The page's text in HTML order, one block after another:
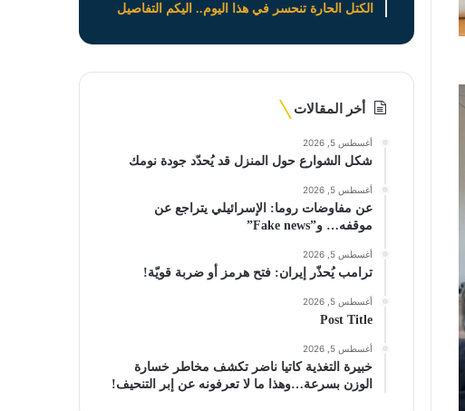
الكتل الحارة تنحسر في هذا اليوم.. اليكم التفاصيل
أخر المقالات
أغسطس 5, 2026
شكل الشوارع حول المنزل قد يُحدّد جودة نومك
أغسطس 5, 2026
عن مفاوضات روما: الإسرائيلي يتراجع عن
موقفه… و”Fake news”
أغسطس 5, 2026
ترامب يُحذّر إيران: فتح هرمز أو ضربة قويّة!
أغسطس 5, 2026
Post Title
أغسطس 5, 2026
خبيرة التغذية كاتيا ناضر تكشف مخاطر خسارة
الوزن بسرعة…وهذا ما لا تعرفونه عن إبر التنحيف!